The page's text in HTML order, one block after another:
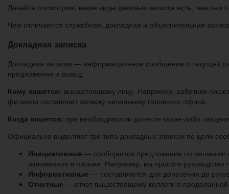
Давайте посмотрим, какие виды деловых записок есть, чем они
Чем отличаются служебная, докладная и объяснительная
Докладная записка
Докладная записка — информационное сообщение о текущей
предложения и вывод.
Кому пишется: вышестоящему лицу. Например, работник
филиала составляет записку начальнику головного офиса.
Когда пишется: при необходимости донести какие-либо
Официально выделяют три типа докладных записок по цели
Инициативные — сообщается предложение по решению
изложенное в письме. Например, вы просите
Информативные — составляются для донесения до
Отчетные — отчет вышестоящему коллеги о